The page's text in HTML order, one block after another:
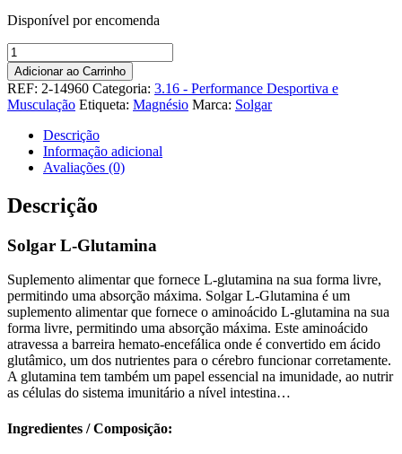
Disponível por encomenda
Quantidade
de
Solgar
L-
Glutamina
Adicionar ao Carrinho
REF: 2-14960 Categoria: 3.16 - Performance Desportiva e
Musculação Etiqueta: Magnésio Marca: Solgar
Descrição
Informação adicional
Avaliações (0)
Descrição
Solgar L-Glutamina
Suplemento alimentar que fornece L-glutamina na sua forma livre,
permitindo uma absorção máxima. Solgar L-Glutamina é um
suplemento alimentar que fornece o aminoácido L-glutamina na sua
forma livre, permitindo uma absorção máxima. Este aminoácido
atravessa a barreira hemato-encefálica onde é convertido em ácido
glutâmico, um dos nutrientes para o cérebro funcionar corretamente.
A glutamina tem também um papel essencial na imunidade, ao nutrir
as células do sistema imunitário a nível intestina…
Ingredientes / Composição: